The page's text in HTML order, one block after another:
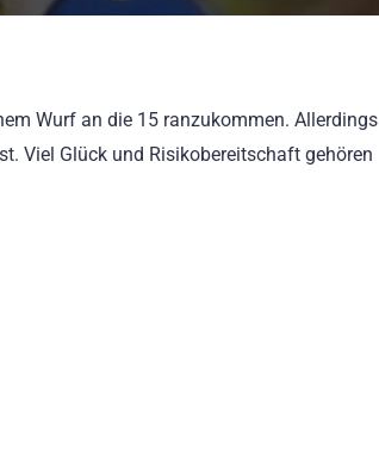
Wurf an die 15 ranzukommen. Allerdings
Viel Glück und Risikobereitschaft gehören